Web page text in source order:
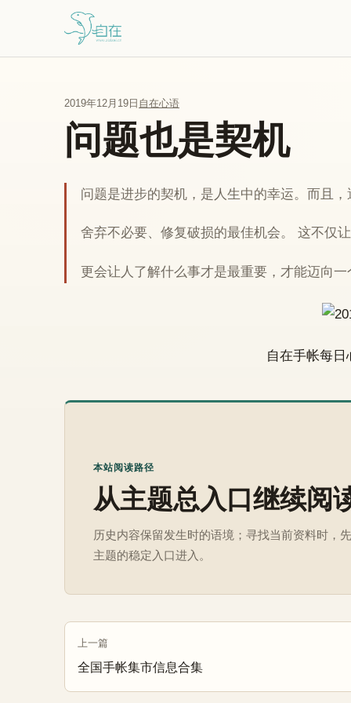
跳到主要内容
2019年12月19日 自在心语
问题也是契机
问题是进步的契机，是人生中的幸运。而且
舍弃不必要、修复破损的最佳机会。 这不仅
更会让人了解什么事才是最重要，才能迈向
自在手帐每
本站阅读路径
从主题总入口继续阅
历史内容保留发生时的语境；寻找当前资料时，
主题的稳定入口进入。
上一篇
全国手帐集市信息合集